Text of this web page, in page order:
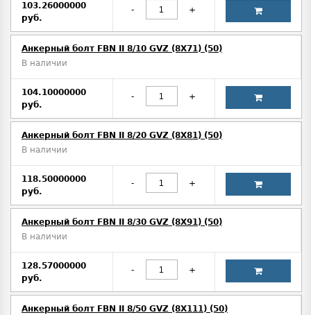
103.26000000
руб.
- +
Анкерный болт FBN II 8/10 GVZ (8X71) (50)
В наличии
104.10000000
руб.
- +
Анкерный болт FBN II 8/20 GVZ (8X81) (50)
В наличии
118.50000000
руб.
- +
Анкерный болт FBN II 8/30 GVZ (8X91) (50)
В наличии
128.57000000
руб.
- +
Анкерный болт FBN II 8/50 GVZ (8X111) (50)